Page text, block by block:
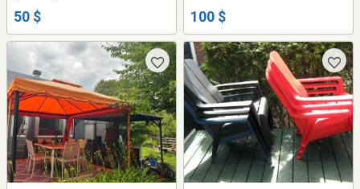
50 $ 100 $